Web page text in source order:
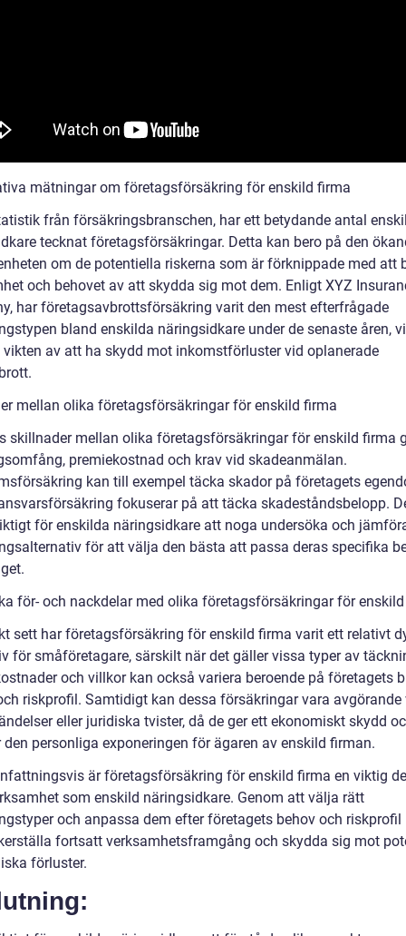
mätningar om företagsförsäkring för enskild firma
från försäkringsbranschen, har ett betydande antal
tecknat företagsförsäkringar. Detta kan bero på den
om de potentiella riskerna som är förknippade med att
och behovet av att skydda sig mot dem. Enligt XYZ
har företagsavbrottsförsäkring varit den mest efterfrågade
bland enskilda näringsidkare under de senaste åren,
vikten av att ha skydd mot inkomstförluster vid oplanerade
mellan olika företagsförsäkringar för enskild firma
skillnader mellan olika företagsförsäkringar för enskild firma
premiekostnad och krav vid skadeanmälan.
kan till exempel täcka skador på företagets
fokuserar på att täcka skadeståndsbelopp.
för enskilda näringsidkare att noga undersöka och
för att välja den bästa att passa deras specifika
för- och nackdelar med olika företagsförsäkringar för
sett har företagsförsäkring för enskild firma varit ett relativt
för småföretagare, särskilt när det gäller vissa typer av
och villkor kan också variera beroende på företagets
riskprofil. Samtidigt kan dessa försäkringar vara avgörande
eller juridiska tvister, då de ger ett ekonomiskt skydd
personliga exponeringen för ägaren av enskild firman.
är företagsförsäkring för enskild firma en viktig
som enskild näringsidkare. Genom att välja rätt
och anpassa dem efter företagets behov och riskprofil
fortsatt verksamhetsframgång och skydda sig mot
förluster.